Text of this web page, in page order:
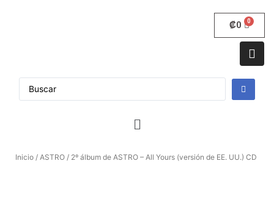
₡0
Inicio / ASTRO / 2º álbum de ASTRO – All Yours (versión de EE. UU.) CD